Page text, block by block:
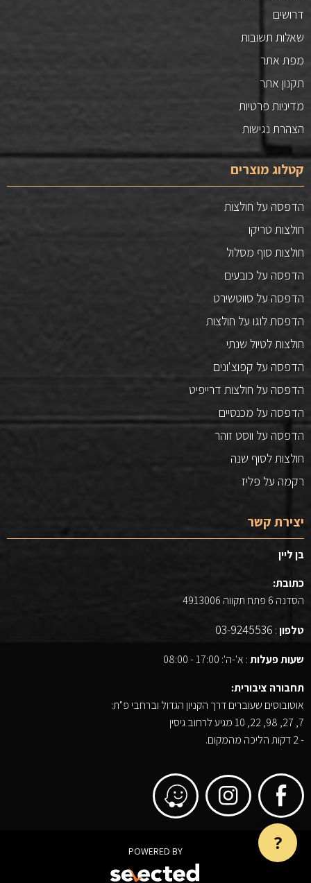
דרושים
שאלות תשובות
מפת אתר
תקנון אתר
מדיניות פרטיות
הצהרת נגישות
קטלוג מוצרים
הדפסה על חולצות
חולצות טריקו
חולצות סוף מסלול
הדפסה על כובעים
הדפסה על סווטשירט
הדפסת לוגו על חולצות
חולצות לטיול שנתי
הדפסה על קפוצ'ונים
הדפסה על חולצות דרייפיט
הדפסה על מכנסיים
הדפסה על ווסט זוהר
חולצות לסוף שנה
רקמה על פליז
יצירת קשר
בן ליין
כתובת:
הסדנה 6 פתח תקווה 4913006
טלפון:
03-9245536
שעות פעלות: א'-ה': 17:00 - 08:00
תחבורה ציבורית:
אוטובוסים שעוברים דרך הקניון הגדול וברחבי פ"ת:
7, 27, 98, 22, 10 מגיע לרחוב גיסין
- 2 דקות הליכה מהמקום.
POWERED BY ?